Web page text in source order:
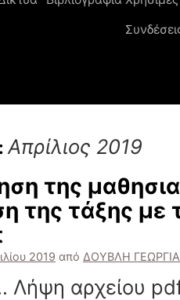
Απρίλιος 2019
της
της τάξης
2019 από ΔΟΥΒΛΗ ΓΕΩΡΓΙΑ
Λήψη αρχείου